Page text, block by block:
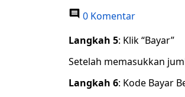
0 Komentar
Langkah 5: Klik “Bayar”
Setelah memasukkan
Langkah 6: Kode Bayar